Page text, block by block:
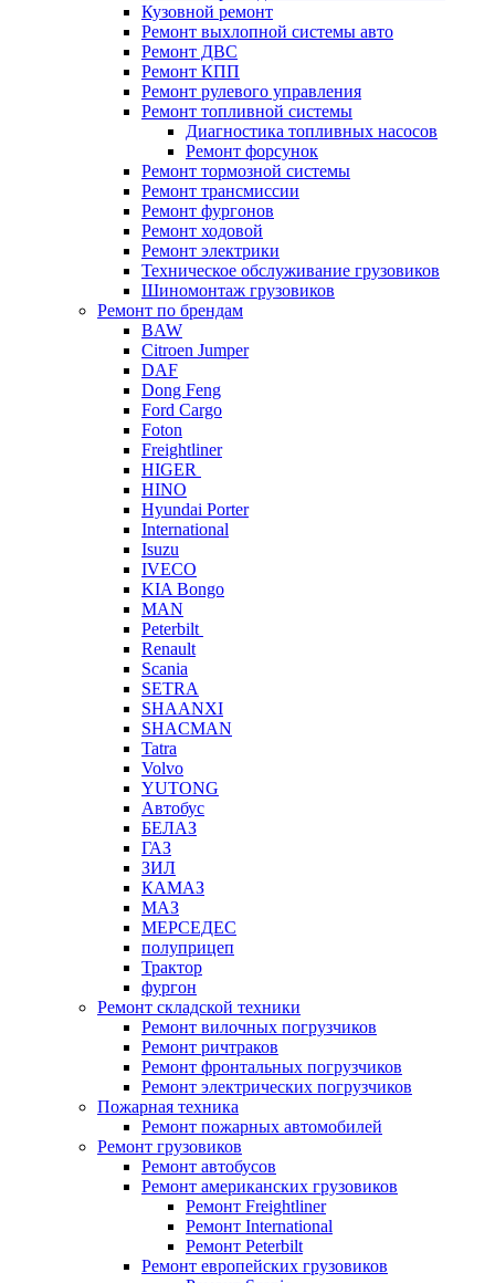
Кузовной ремонт
Ремонт выхлопной системы авто
Ремонт ДВС
Ремонт КПП
Ремонт рулевого управления
Ремонт топливной системы
Диагностика топливных насосов
Ремонт форсунок
Ремонт тормозной системы
Ремонт трансмиссии
Ремонт фургонов
Ремонт ходовой
Ремонт электрики
Техническое обслуживание грузовиков
Шиномонтаж грузовиков
Ремонт по брендам
BAW
Citroen Jumper
DAF
Dong Feng
Ford Cargo
Foton
Freightliner
HIGER
HINO
Hyundai Porter
International
Isuzu
IVECO
KIA Bongo
MAN
Peterbilt
Renault
Scania
SETRA
SHAANXI
SHACMAN
Tatra
Volvo
YUTONG
Автобус
БЕЛАЗ
ГАЗ
ЗИЛ
КАМАЗ
МАЗ
МЕРСЕДЕС
полуприцеп
Трактор
фургон
Ремонт складской техники
Ремонт вилочных погрузчиков
Ремонт ричтраков
Ремонт фронтальных погрузчиков
Ремонт электрических погрузчиков
Пожарная техника
Ремонт пожарных автомобилей
Ремонт грузовиков
Ремонт автобусов
Ремонт американских грузовиков
Ремонт Freightliner
Ремонт International
Ремонт Peterbilt
Ремонт европейских грузовиков